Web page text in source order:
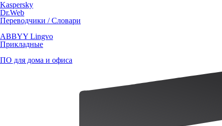
Kaspersky
Dr.Web
Переводчики / Словари
ABBYY Lingvo
Прикладные
ПО для дома и офиса